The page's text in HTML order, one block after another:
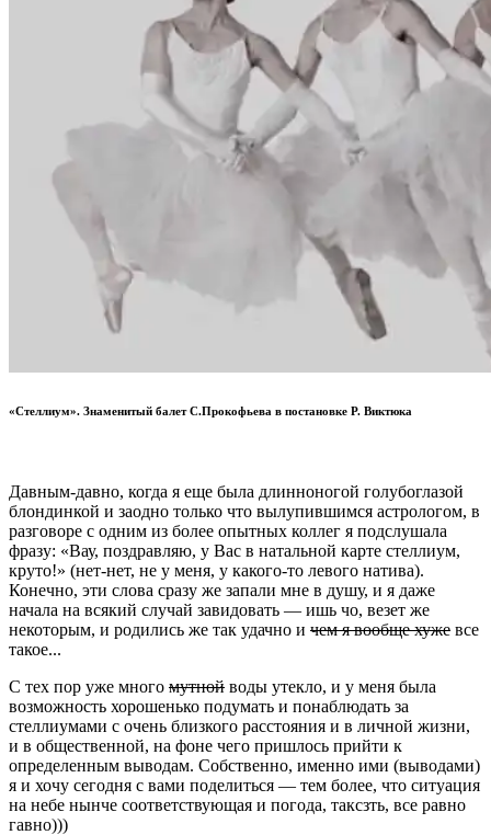
«Стеллиум». Знаменитый балет С.Прокофьева в постановке Р. Виктюка
Давным-давно, когда я еще была длинноногой голубоглазой
блондинкой и заодно только что вылупившимся астрологом, в
разговоре с одним из более опытных коллег я подслушала
фразу: «Вау, поздравляю, у Вас в натальной карте стеллиум,
круто!» (нет-нет, не у меня, у какого-то левого натива).
Конечно, эти слова сразу же запали мне в душу, и я даже
начала на всякий случай завидовать — ишь чо, везет же
некоторым, и родились же так удачно и чем я вообще хуже все
такое...
С тех пор уже много мутной воды утекло, и у меня была
возможность хорошенько подумать и понаблюдать за
стеллиумами с очень близкого расстояния и в личной жизни,
и в общественной, на фоне чего пришлось прийти к
определенным выводам. Собственно, именно ими (выводами)
я и хочу сегодня с вами поделиться — тем более, что ситуация
на небе нынче соответствующая и погода, таксзть, все равно
гавно)))